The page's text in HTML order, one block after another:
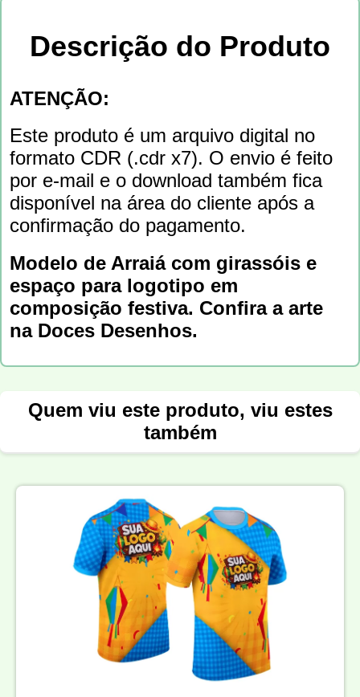
Descrição do Produto
ATENÇÃO:
Este produto é um arquivo digital no
formato CDR (.cdr x7). O envio é feito
por e-mail e o download também fica
disponível na área do cliente após a
confirmação do pagamento.
Modelo de Arraiá com girassóis e
espaço para logotipo em
composição festiva. Confira a arte
na Doces Desenhos.
Quem viu este produto, viu estes
também